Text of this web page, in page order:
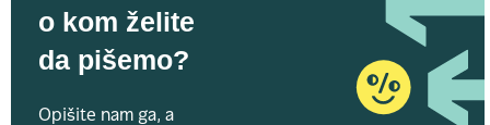
o kom želite
da pišemo?
Opišite nam ga, a